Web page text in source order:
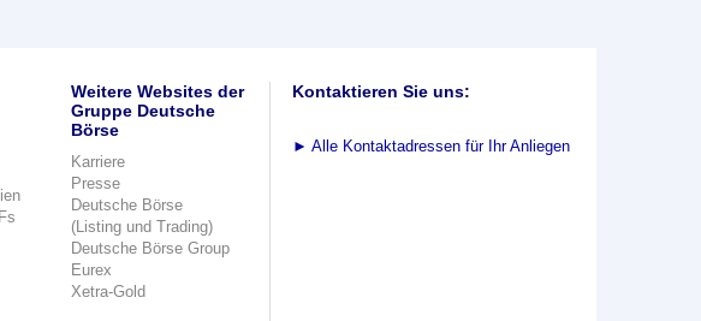
Weitere Websites der
Gruppe Deutsche
Börse
Karriere
Presse
Deutsche Börse
(Listing und Trading)
Deutsche Börse Group
Eurex
Xetra-Gold
Kontaktieren Sie uns:
► Alle Kontaktadressen für Ihr Anliegen